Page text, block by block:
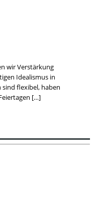
wir Verstärkung
Idealismus in
flexibel, haben
[…]